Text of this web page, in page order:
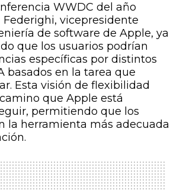
WWDC del año
Federighi, vicepresidente
de software de Apple, ya
que los usuarios podrían
específicas por distintos
basados en la tarea que
Esta visión de flexibilidad
que Apple está
permitiendo que los
la herramienta más adecuada